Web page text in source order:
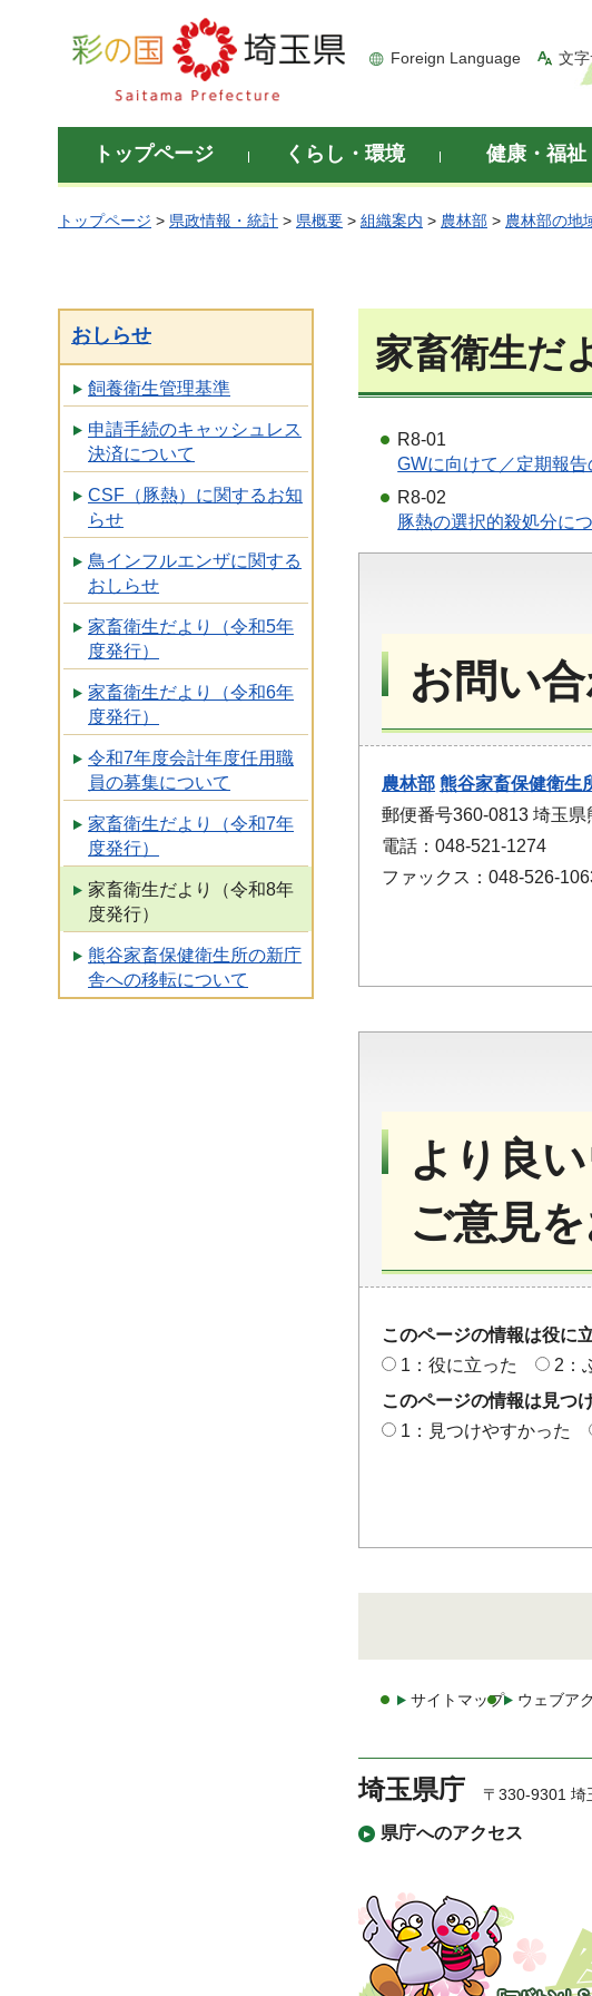
彩の国 埼玉県
Foreign Language 文
トップページ くらし・環境 健康・福祉
トップページ > 県政情報・統計 > 県概要 > 組織案内 > 農林部 > 農林部の地
おしらせ
飼養衛生管理基準
申請手続のキャッシュレス
決済について
CSF（豚熱）に関するお知
らせ
鳥インフルエンザに関する
おしらせ
家畜衛生だより（令和5年
度発行）
家畜衛生だより（令和6年
度発行）
令和7年度会計年度任用職
員の募集について
家畜衛生だより（令和7年
度発行）
家畜衛生だより（令和8年
度発行）
熊谷家畜保健衛生所の新庁
舎への移転について
家畜衛生だ
R8-01
GWに向けて／定期報
R8-02
豚熱の選択的殺処分に
お問い
農林部 熊谷家畜保健衛生
郵便番号360-0813 埼玉
電話：048-521-1274
ファックス：048-526-
より良
ご意見
このページの情報は役に
1：役に立った
2：
このページの情報は見つ
1：見つけやすかった
サイトマップ ウェブア
埼玉県庁
県庁へのアクセス
〒330-9301 埼